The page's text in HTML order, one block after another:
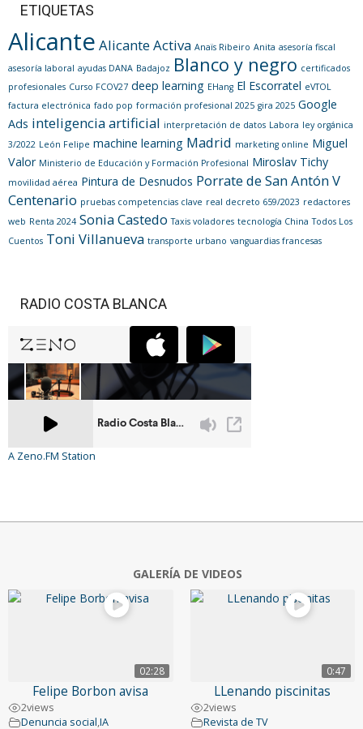
ETIQUETAS
Alicante Alicante Activa Anaïs Ribeiro Anita asesoría fiscal
asesoría laboral ayudas DANA Badajoz Blanco y negro certificados
profesionales Curso FCOV27 deep learning EHang El Escorratel eVTOL
factura electrónica fado pop formación profesional 2025 gira 2025 Google
Ads inteligencia artificial interpretación de datos Labora ley orgánica
3/2022 León Felipe machine learning Madrid marketing online Miguel
Valor Ministerio de Educación y Formación Profesional Miroslav Tichy
movilidad aérea Pintura de Desnudos Porrate de San Antón V
Centenario pruebas competencias clave real decreto 659/2023 redactores
web Renta 2024 Sonia Castedo Taxis voladores tecnología China Todos Los
Cuentos Toni Villanueva transporte urbano vanguardias francesas
RADIO COSTA BLANCA
A Zeno.FM Station
GALERÍA DE VIDEOS
02:28
Felipe Borbon avisa
2views
Denuncia social,IA
0:47
LLenando piscinitas
2views
Revista de TV